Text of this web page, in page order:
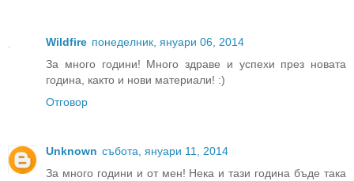
Wildfire понеделник, януари 06, 2014
За много години! Много здраве и успехи през новата
година, както и нови материали! :)
Отговор
Unknown събота, януари 11, 2014
За много години и от мен! Нека и тази година бъде така